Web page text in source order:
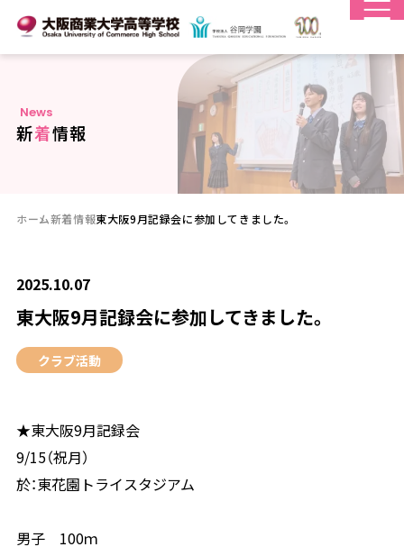
News
新着情報
ホーム新着情報東大阪9月記録会に参加してきました。
2025.10.07
東大阪9月記録会に参加してきました。
クラブ活動
★東大阪9月記録会
9/15（祝月）
於：東花園トライスタジアム
男子 100ｍ